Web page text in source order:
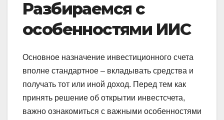
Разбираемся с
особенностями ИИС
Основное назначение инвестиционного счета
вполне стандартное – вкладывать средства и
получать тот или иной доход. Перед тем как
принять решение об открытии инвестсчета,
важно ознакомиться с важными особенностями